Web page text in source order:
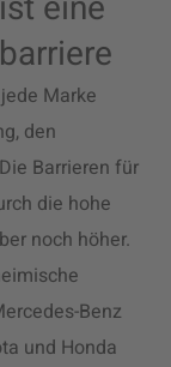
Marke
den
Barrieren für
die hohe
noch höher.
Benz
und Honda